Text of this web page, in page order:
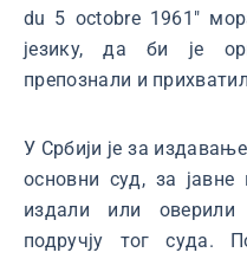
du 5 octobre 1961"
језику, да би је
препознали и
У Србији је за
основни суд, за јавне
издали или
подручју тог суда.